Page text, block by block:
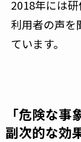
2018年には
利用者の声を
ています。
「危険な事
副次的な効